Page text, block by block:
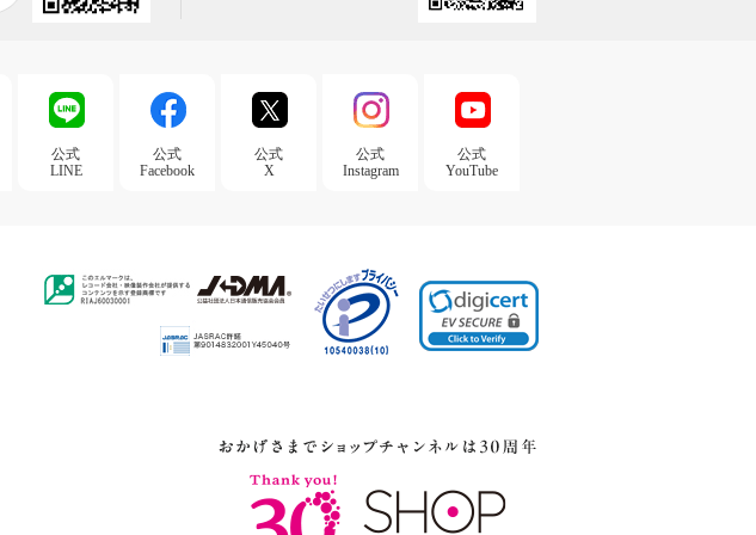
公式
LINE
公式
Facebook
公式
X
公式
Instagram
公式
YouTube